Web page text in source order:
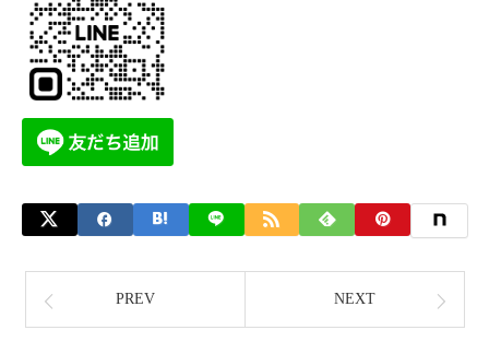
PREV NEXT